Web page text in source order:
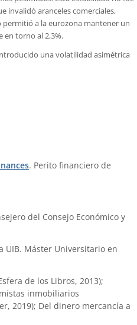
invalidó aranceles comerciales,
permitió a la eurozona mantener un
en torno al 2,3%.
una volatilidad asimétrica
. Perito financiero de
del Consejo Económico y
UIB. Máster Universitario en
de los Libros, 2013);
inmobiliarios
2019); Del dinero mercancía a